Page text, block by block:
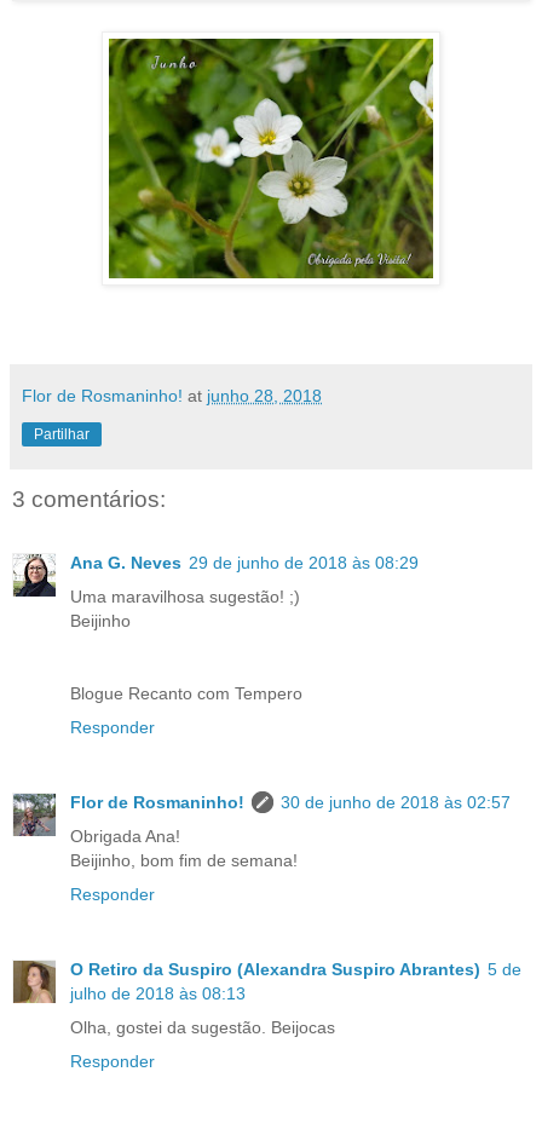
Flor de Rosmaninho! at junho 28, 2018
Partilhar
3 comentários:
Ana G. Neves 29 de junho de 2018 às 08:29
Uma maravilhosa sugestão! ;)
Beijinho
Blogue Recanto com Tempero
Responder
Flor de Rosmaninho!
30 de junho de 2018 às 02:57
Obrigada Ana!
Beijinho, bom fim de semana!
Responder
O Retiro da Suspiro (Alexandra Suspiro Abrantes) 5 de
julho de 2018 às 08:13
Olha, gostei da sugestão. Beijocas
Responder